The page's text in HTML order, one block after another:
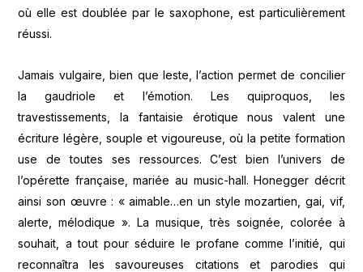
où elle est doublée par le saxophone, est particulièrement
réussi.
Jamais vulgaire, bien que leste, l’action permet de concilier
la gaudriole et l’émotion. Les quiproquos, les
travestissements, la fantaisie érotique nous valent une
écriture légère, souple et vigoureuse, où la petite formation
use de toutes ses ressources. C’est bien l’univers de
l’opérette française, mariée au music-hall. Honegger décrit
ainsi son œuvre : « aimable…en un style mozartien, gai, vif,
alerte, mélodique ». La musique, très soignée, colorée à
souhait, a tout pour séduire le profane comme l’initié, qui
reconnaîtra les savoureuses citations et parodies qui